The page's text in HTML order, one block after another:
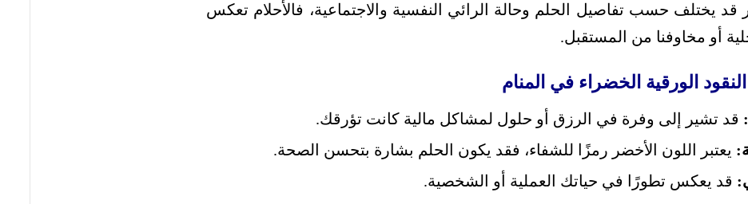
قد يختلف حسب تفاصيل الحلم وحالة الرائي النفسية والاجتماعية، فالأحلام تعكس
أو مخاوفنا من المستقبل.
النقود الورقية الخضراء في المنام
قد تشير إلى وفرة في الرزق أو حلول لمشاكل مالية كانت تؤرقك.
يعتبر اللون الأخضر رمزًا للشفاء، فقد يكون الحلم بشارة بتحسن الصحة.
قد يعكس تطورًا في حياتك العملية أو الشخصية.